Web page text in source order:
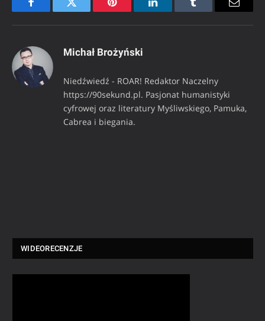
FacebookTwitter Pinterest LinkedInTumblr Email
Michał Brożyński
Niedźwiedź - ROAR! Redaktor Naczelny
https://90sekund.pl. Pasjonat humanistyki
cyfrowej oraz literatury Myśliwskiego, Pamuka,
Cabrea i biegania.
WIDEORECENZJE